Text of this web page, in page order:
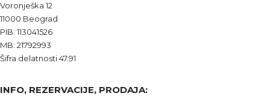
Voronješka 12
11000 Beograd
PIB: 113041526
MB: 21792993
Šifra delatnosti 47.91
INFO, REZERVACIJE, PRODAJA: